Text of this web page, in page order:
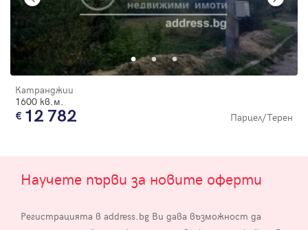
Катранджии
1600 кв.м.
12 782 Парцел/Терен
Научете първи за новите оферти
Регистрацията в address.bg Ви дава възможност да